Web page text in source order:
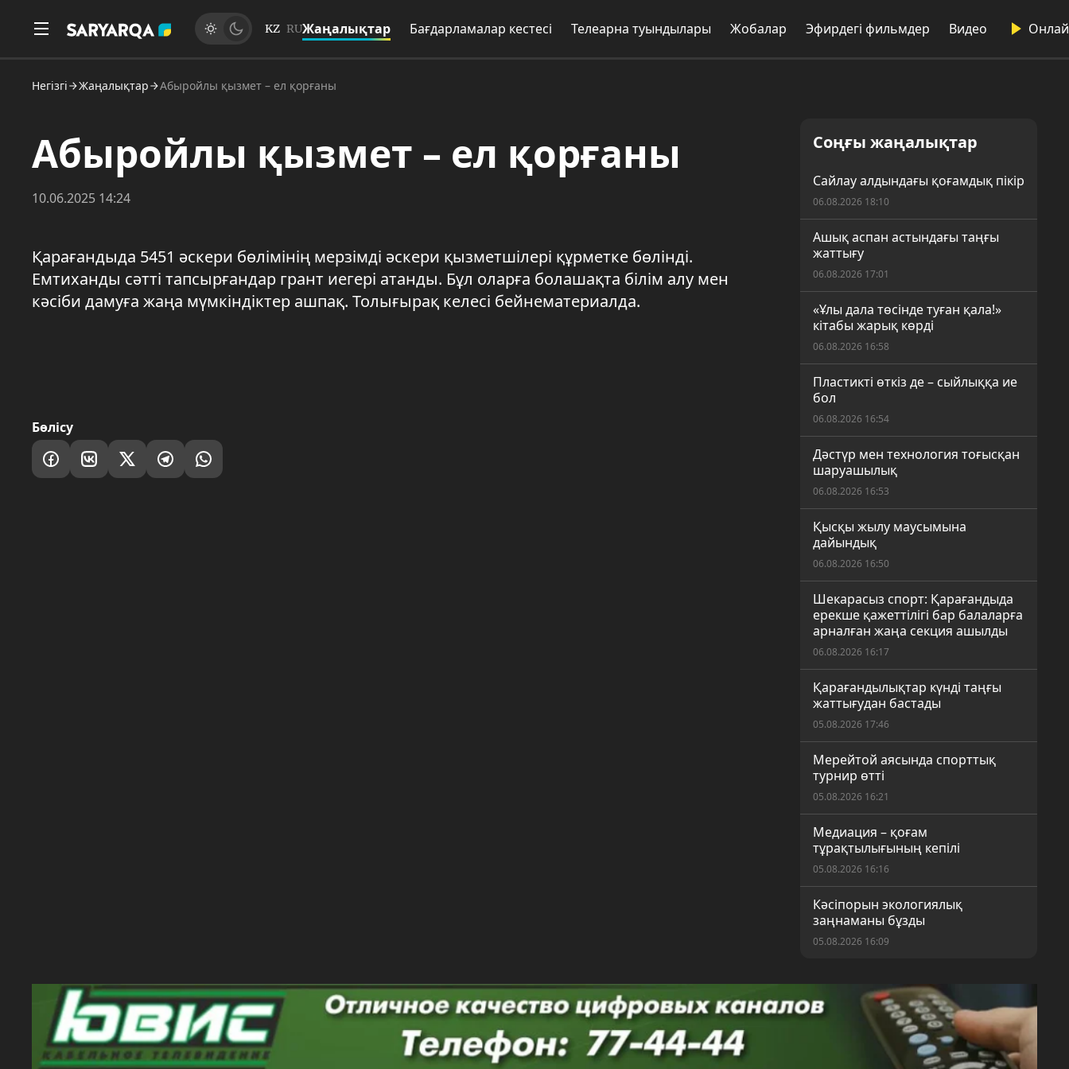
KZ RUЖаңалықтар Бағдарламалар кестесі Телеарна туындылары Жобалар Эфирдегі фильмдер Видео
Негізгі Жаңалықтар Абыройлы қызмет – ел қорғаны
Абыройлы қызмет – ел қорғаны
10.06.2025 14:24
Қарағандыда 5451 әскери бөлімінің мерзімді әскери қызметшілері құрметке бөлінді.
Емтиханды сәтті тапсырғандар грант иегері атанды. Бұл оларға болашақта білім алу мен
кәсіби дамуға жаңа мүмкіндіктер ашпақ. Толығырақ келесі бейнематериалда.
Бөлісу
Соңғы жаңалықтар
Сайлау алдындағы қоғамдық пікір
06.08.2026 18:10
Ашық аспан астындағы таңғы
жаттығу
06.08.2026 17:01
«Ұлы дала төсінде туған қала!»
кітабы жарық көрді
06.08.2026 16:58
Пластикті өткіз де – сыйлыққа ие
бол
06.08.2026 16:54
Дәстүр мен технология тоғысқан
шаруашылық
06.08.2026 16:53
Қысқы жылу маусымына
дайындық
06.08.2026 16:50
Шекарасыз спорт: Қарағандыда
ерекше қажеттілігі бар балаларға
арналған жаңа секция ашылды
06.08.2026 16:17
Қарағандылықтар күнді таңғы
жаттығудан бастады
05.08.2026 17:46
Мерейтой аясында спорттық
турнир өтті
05.08.2026 16:21
Медиация – қоғам
тұрақтылығының кепілі
05.08.2026 16:16
Кәсіпорын экологиялық
заңнаманы бұзды
05.08.2026 16:09
пысықталды
05.08.2026 14:06
70 жыл: еңбек иелері марапат